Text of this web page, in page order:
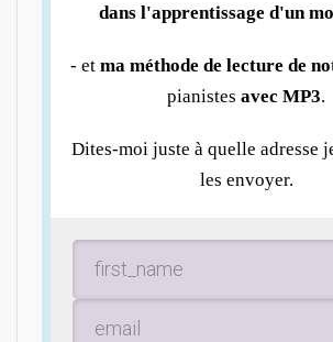
dans l'apprentissage d'un
- et ma méthode de lecture de
pianistes avec MP3.
Dites-moi juste à quelle adresse
les envoyer.